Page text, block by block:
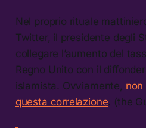
Nel proprio rituale
Twitter, il presidente degli
collegare l’aumento del
Regno Unito con il
islamista. Ovviamente, non
questa correlazione. (the